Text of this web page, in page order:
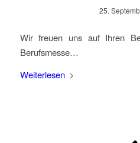
25.
Wir freuen uns auf Ihren
Berufsmesse…
Weiterlesen